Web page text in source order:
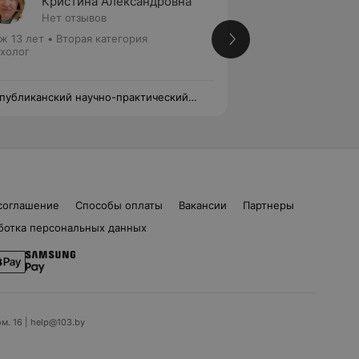
Нет отзывов
13 лет • Вторая категория
научно-практический
Способы оплаты Вакансии
Партнеры
персональных данных
16 | help@103.by